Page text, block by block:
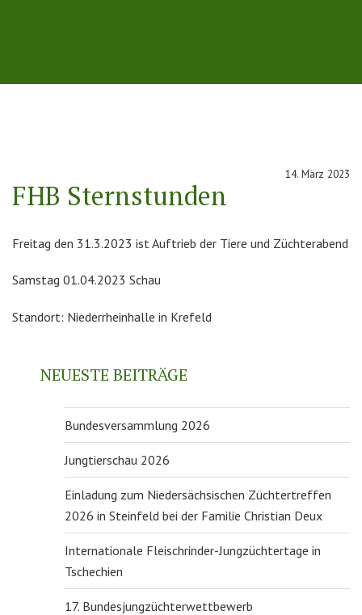
14. März 2023
FHB Sternstunden
Freitag den 31.3.2023 ist Auftrieb der Tiere und Züchterabend
Samstag 01.04.2023 Schau
Standort: Niederrheinhalle in Krefeld
NEUESTE BEITRÄGE
Bundesversammlung 2026
Jungtierschau 2026
Einladung zum Niedersächsischen Züchtertreffen
2026 in Steinfeld bei der Familie Christian Deux
Internationale Fleischrinder-Jungzüchtertage in
Tschechien
17. Bundesjungzüchterwettbewerb